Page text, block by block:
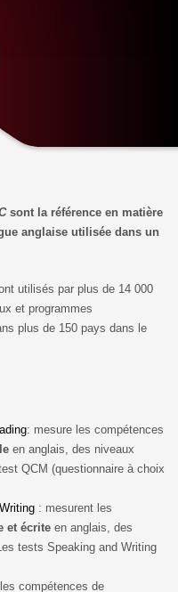
sont la référence en matière
anglaise utilisée dans un
utilisés par plus de 14 000
et programmes
plus de 150 pays dans le
: mesure les compétences
en anglais, des niveaux
QCM (questionnaire à choix
: mesurent les
et écrite en anglais, des
tests Speaking and Writing
compétences de